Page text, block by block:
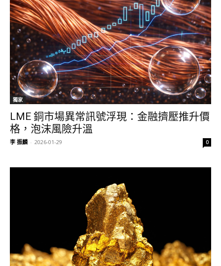
獨家
LME 銅市場異常訊號浮現：金融擠壓推升價
格，泡沫風險升溫
李 振麟 - 2026-01-29 0